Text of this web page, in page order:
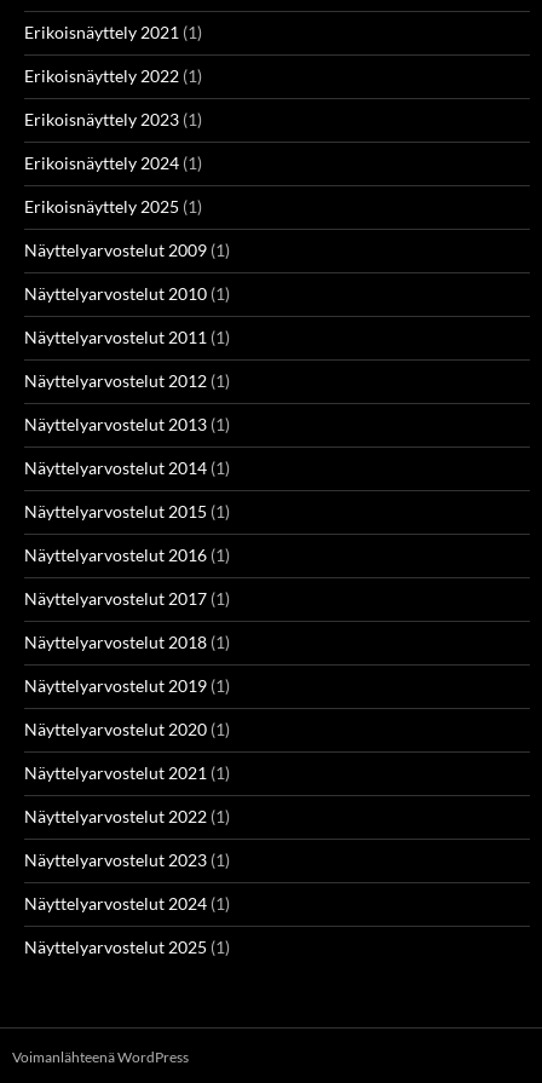
Erikoisnäyttely 2021 (1)
Erikoisnäyttely 2022 (1)
Erikoisnäyttely 2023 (1)
Erikoisnäyttely 2024 (1)
Erikoisnäyttely 2025 (1)
Näyttelyarvostelut 2009 (1)
Näyttelyarvostelut 2010 (1)
Näyttelyarvostelut 2011 (1)
Näyttelyarvostelut 2012 (1)
Näyttelyarvostelut 2013 (1)
Näyttelyarvostelut 2014 (1)
Näyttelyarvostelut 2015 (1)
Näyttelyarvostelut 2016 (1)
Näyttelyarvostelut 2017 (1)
Näyttelyarvostelut 2018 (1)
Näyttelyarvostelut 2019 (1)
Näyttelyarvostelut 2020 (1)
Näyttelyarvostelut 2021 (1)
Näyttelyarvostelut 2022 (1)
Näyttelyarvostelut 2023 (1)
Näyttelyarvostelut 2024 (1)
Näyttelyarvostelut 2025 (1)
Voimanlähteenä WordPress